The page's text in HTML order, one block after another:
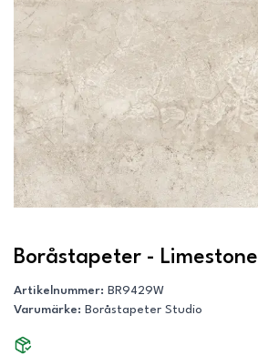
Boråstapeter - Limestone
Artikelnummer: BR9429W
Varumärke: Boråstapeter Studio